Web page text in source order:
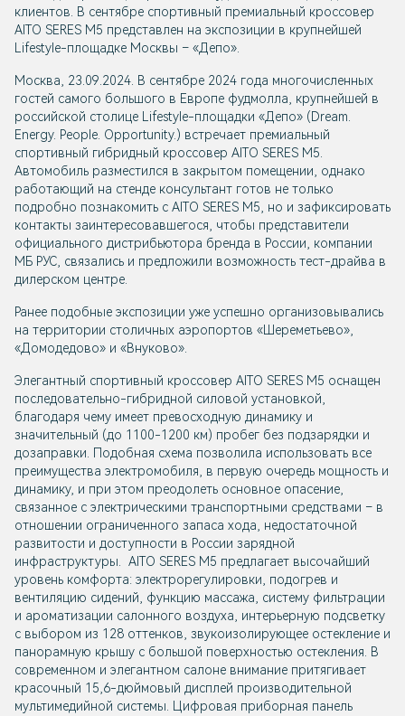
клиентов. В сентябре спортивный премиальный кроссовер
AITO SERES M5 представлен на экспозиции в крупнейшей
Lifestyle-площадке Москвы – «Депо».
Москва, 23.09.2024. В сентябре 2024 года многочисленных
гостей самого большого в Европе фудмолла, крупнейшей в
российской столице Lifestyle-площадки «Депо» (Dream.
Energy. People. Opportunity.) встречает премиальный
спортивный гибридный кроссовер AITO SERES M5.
Автомобиль разместился в закрытом помещении, однако
работающий на стенде консультант готов не только
подробно познакомить с AITO SERES M5, но и зафиксировать
контакты заинтересовавшегося, чтобы представители
официального дистрибьютора бренда в России, компании
МБ РУС, связались и предложили возможность тест-драйва в
дилерском центре.
Ранее подобные экспозиции уже успешно организовывались
на территории столичных аэропортов «Шереметьево»,
«Домодедово» и «Внуково».
Элегантный спортивный кроссовер AITO SERES M5 оснащен
последовательно-гибридной силовой установкой,
благодаря чему имеет превосходную динамику и
значительный (до 1100-1200 км) пробег без подзарядки и
дозаправки. Подобная схема позволила использовать все
преимущества электромобиля, в первую очередь мощность и
динамику, и при этом преодолеть основное опасение,
связанное с электрическими транспортными средствами – в
отношении ограниченного запаса хода, недостаточной
развитости и доступности в России зарядной
инфраструктуры. AITO SERES M5 предлагает высочайший
уровень комфорта: электрорегулировки, подогрев и
вентиляцию сидений, функцию массажа, систему фильтрации
и ароматизации салонного воздуха, интерьерную подсветку
с выбором из 128 оттенков, звукоизолирующее остекление и
панорамную крышу с большой поверхностью остекления. В
современном и элегантном салоне внимание притягивает
красочный 15,6-дюймовый дисплей производительной
мультимедийной системы. Цифровая приборная панель